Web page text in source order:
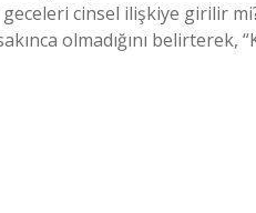
cinsel ilişkiye girilir
olmadığını belirterek,